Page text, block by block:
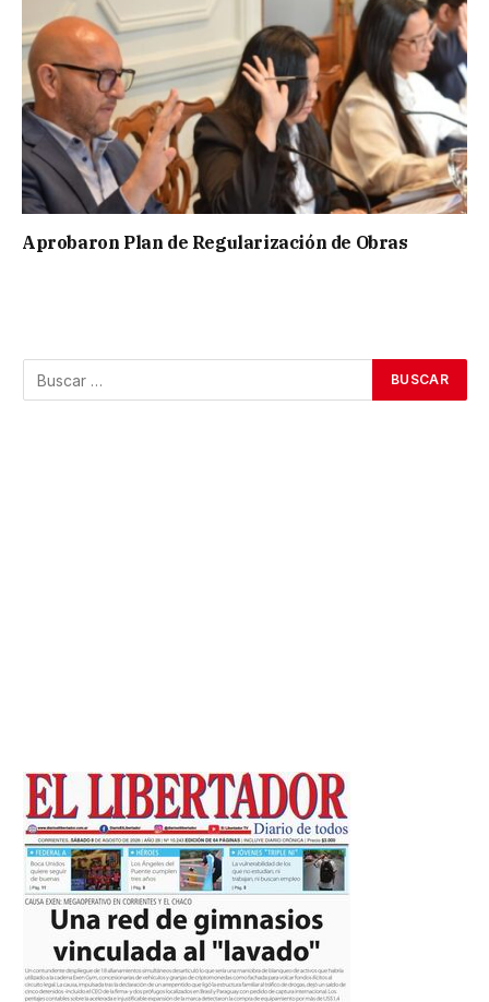
Aprobaron Plan de Regularización de Obras